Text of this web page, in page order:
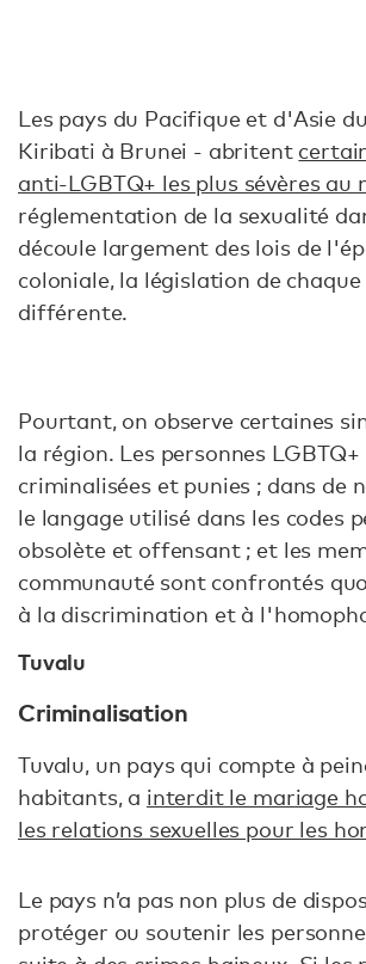
Les pays du Pacifique et d'Asie
Kiribati à Brunei - abritent
anti-LGBTQ+ les plus sévères au
réglementation de la sexualité
découle largement des lois de
coloniale, la législation de
différente.
Pourtant, on observe certaines
la région. Les personnes
criminalisées et punies ; dans de
le langage utilisé dans les codes
obsolète et offensant ; et les
communauté sont confrontés
à la discrimination et à
Tuvalu
Criminalisation
Tuvalu, un pays qui compte à
habitants, a interdit le mariage
les relations sexuelles pour les
Le pays n’a pas non plus de
protéger ou soutenir les